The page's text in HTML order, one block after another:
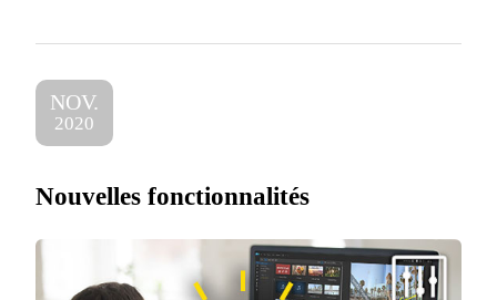
NOV.
2020
Nouvelles fonctionnalités